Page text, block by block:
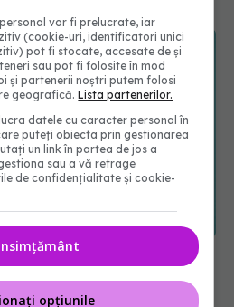
interfera cu
potrivit farmaciștilor
vor fi prelucrate, iar
(cookie-uri, identificatori unici
pot fi stocate, accesate de și
sau pot fi folosite în mod
și partenerii noștri putem folosi
geografică.Lista partenerilor.
datele cu caracter personal în
puteți obiecta prin gestionarea
un link în partea de jos a
sau a vă retrage
de confidențialitate și cookie-
opțiunile